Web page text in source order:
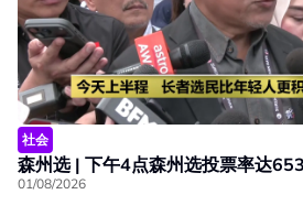
社会
森州选 | 下午4点森州选投票率达
01/08/2026